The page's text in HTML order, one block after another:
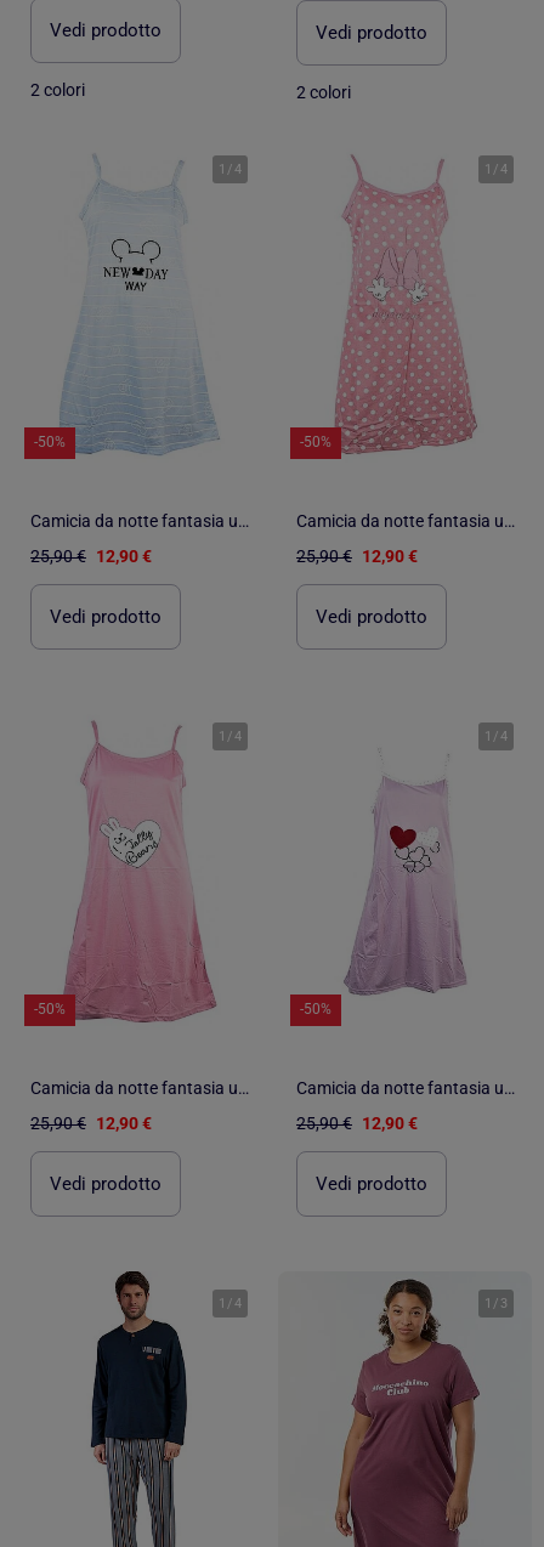
Vedi prodotto
2 colori
Vedi prodotto
2 colori
1 /4
-50%
Camicia da notte fantasia umoristica
25,90 € 12,90 €
Vedi prodotto
1 /4
-50%
Camicia da notte fantasia umoristica
25,90 € 12,90 €
Vedi prodotto
1 /4
-50%
Camicia da notte fantasia umoristica
25,90 € 12,90 €
Vedi prodotto
1 /4
-50%
Camicia da notte fantasia umoristica
25,90 € 12,90 €
Vedi prodotto
1 /4 1 / 3